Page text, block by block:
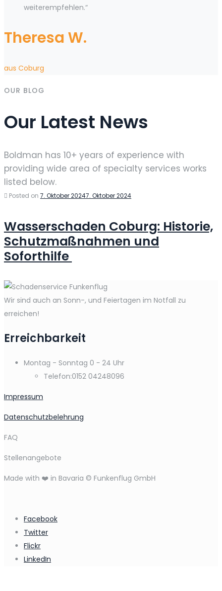
weiterempfehlen.“
Theresa W.
aus Coburg
OUR BLOG
Our Latest News
Boldman has 10+ years of experience with
providing wide area of specialty services works
listed below.
Posted on 7. Oktober 20247. Oktober 2024
Wasserschaden Coburg: Historie,
Schutzmaßnahmen und
Soforthilfe
Wir sind auch an Sonn-, und Feiertagen im Notfall zu
erreichen!
Erreichbarkeit
Montag - Sonntag 0 - 24 Uhr
Telefon:0152 04248096
Impressum
Datenschutzbelehrung
FAQ
Stellenangebote
Made with ❤️ in Bavaria © Funkenflug GmbH
Facebook
Twitter
Flickr
LinkedIn